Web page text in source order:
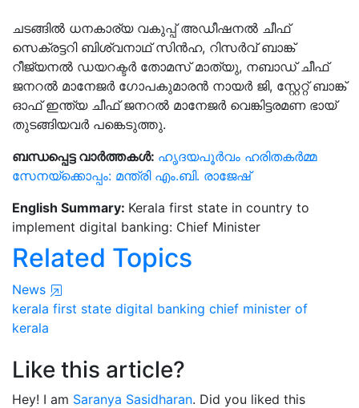
ചടങ്ങിൽ ധനകാര്യ വകുപ്പ് അഡീഷനൽ ചീഫ്
സെക്രട്ടറി ബിശ്വനാഥ് സിൻഹ, റിസർവ് ബാങ്ക്
റീജ്യനൽ ഡയറക്ടർ തോമസ് മാത്യു, നബാഡ് ചീഫ്
ജനറൽ മാനേജർ ഗോപകുമാരൻ നായർ ജി, സ്റ്റേറ്റ് ബാങ്ക്
ഓഫ് ഇന്ത്യ ചീഫ് ജനറൽ മാനേജർ വെങ്കിട്ടരമണ ഭായ്
തുടങ്ങിയവർ പങ്കെടുത്തു.
ബന്ധപ്പെട്ട വാർത്തകൾ: ഹൃദയപൂർവം ഹരിതകർമ്മ
സേനയ്‌ക്കൊപ്പം: മന്ത്രി എം.ബി. രാജേഷ്
English Summary: Kerala first state in country to
implement digital banking: Chief Minister
Related Topics
News
kerala first state digital banking chief minister of
kerala
Like this article?
Hey! I am Saranya Sasidharan. Did you liked this